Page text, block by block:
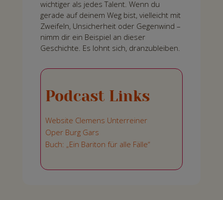
wichtiger als jedes Talent. Wenn du
gerade auf deinem Weg bist, vielleicht mit
Zweifeln, Unsicherheit oder Gegenwind –
nimm dir ein Beispiel an dieser
Geschichte. Es lohnt sich, dranzubleiben.
Podcast Links
Website Clemens Unterreiner
Oper Burg Gars
Buch: „Ein Bariton für alle Fälle“